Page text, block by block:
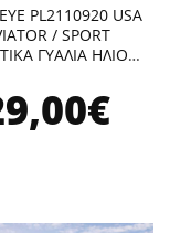
PL2110920 USA
/ SPORT
ΓΥΑΛΙΑ ΗΛΙΟΥ